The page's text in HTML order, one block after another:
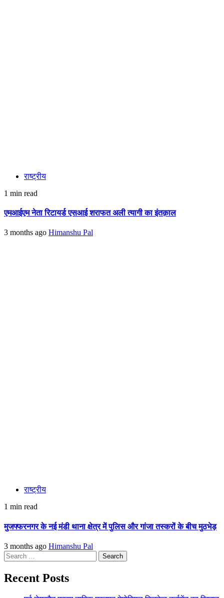
राष्ट्रीय
1 min read
एमआईएम नेता रिटायर्ड एसआई शराफत अली त्यागी का इंतक़ाल
3 months ago Himanshu Pal
राष्ट्रीय
1 min read
मुजफ्फरनगर के नई मंडी थाना क्षेत्र में पुलिस और गांजा तस्करों के बीच मुठभेड़
3 months ago Himanshu Pal
Search
for:
Recent Posts